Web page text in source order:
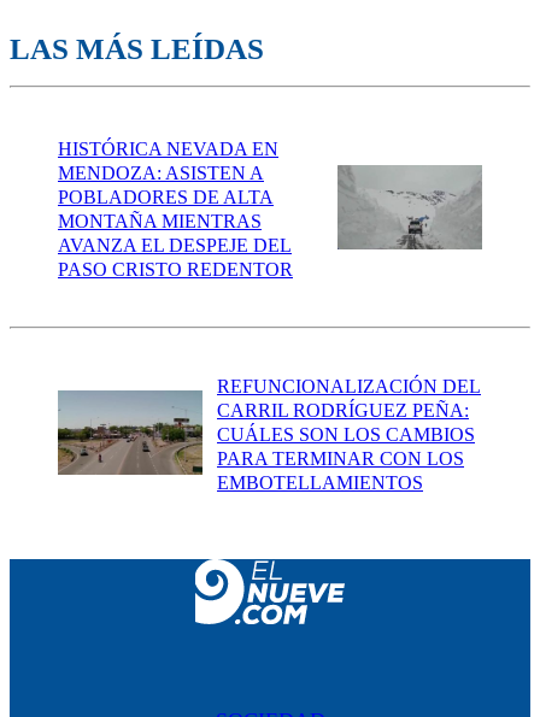
LAS MÁS LEÍDAS
HISTÓRICA NEVADA EN
MENDOZA: ASISTEN A
POBLADORES DE ALTA
MONTAÑA MIENTRAS
AVANZA EL DESPEJE DEL
PASO CRISTO REDENTOR
REFUNCIONALIZACIÓN DEL
CARRIL RODRÍGUEZ PEÑA:
CUÁLES SON LOS CAMBIOS
PARA TERMINAR CON LOS
EMBOTELLAMIENTOS